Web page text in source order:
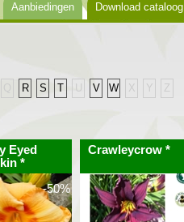
Aanbiedingen Download cataloog
R S T U V W X Y Z
Eyed
*
-50%
Crawleycrow *
-